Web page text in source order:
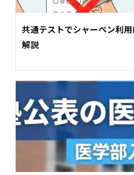
共通テストでシャーペン利
解説